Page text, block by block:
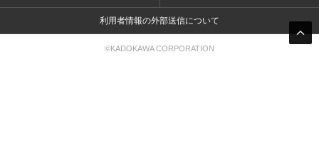
利用者情報の外部送信について
©KADOKAWA CORPORATION